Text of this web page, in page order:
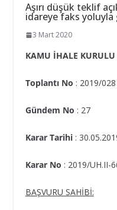
Aşırı düşük teklif
idareye faks
3 Mart 2020
KAMU İHALE KURULU
Toplantı No : 2019/028
Gündem No : 27
Karar Tarihi:
Karar No : 2019/UH.II-
BAŞVURU SAHİBİ: